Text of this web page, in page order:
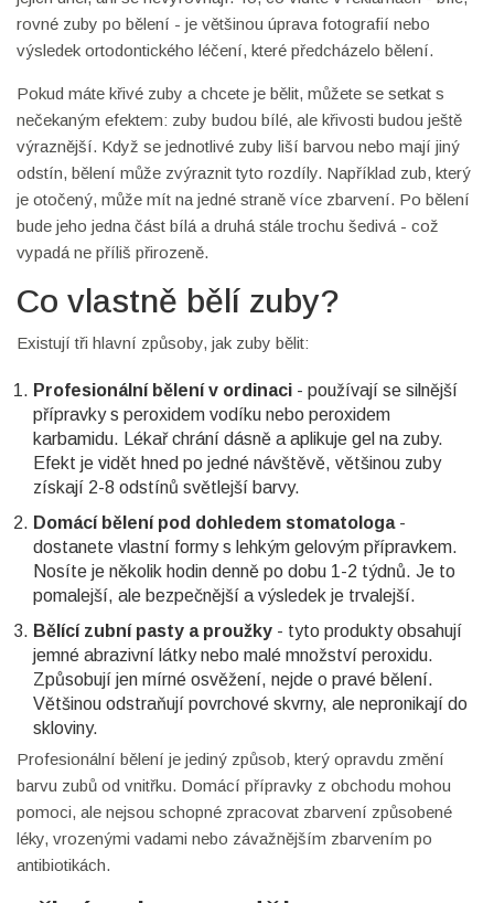
rovné zuby po bělení - je většinou úprava fotografií nebo
výsledek ortodontického léčení, které předcházelo bělení.
Pokud máte křivé zuby a chcete je bělit, můžete se setkat s
nečekaným efektem: zuby budou bílé, ale křivosti budou ještě
výraznější. Když se jednotlivé zuby liší barvou nebo mají jiný
odstín, bělení může zvýraznit tyto rozdíly. Například zub, který
je otočený, může mít na jedné straně více zbarvení. Po bělení
bude jeho jedna část bílá a druhá stále trochu šedivá - což
vypadá ne příliš přirozeně.
Co vlastně bělí zuby?
Existují tři hlavní způsoby, jak zuby bělit:
Profesionální bělení v ordinaci - používají se silnější
přípravky s peroxidem vodíku nebo peroxidem
karbamidu. Lékař chrání dásně a aplikuje gel na zuby.
Efekt je vidět hned po jedné návštěvě, většinou zuby
získají 2-8 odstínů světlejší barvy.
Domácí bělení pod dohledem stomatologa-
dostanete vlastní formy s lehkým gelovým přípravkem.
Nosíte je několik hodin denně po dobu 1-2 týdnů. Je to
pomalejší, ale bezpečnější a výsledek je trvalejší.
Bělící zubní pasty a proužky - tyto produkty obsahují
jemné abrazivní látky nebo malé množství peroxidu.
Způsobují jen mírné osvěžení, nejde o pravé bělení.
Většinou odstraňují povrchové skvrny, ale nepronikají do
skloviny.
Profesionální bělení je jediný způsob, který opravdu změní
barvu zubů od vnitřku. Domácí přípravky z obchodu mohou
pomoci, ale nejsou schopné zpracovat zbarvení způsobené
léky, vrozenými vadami nebo závažnějším zbarvením po
antibiotikách.